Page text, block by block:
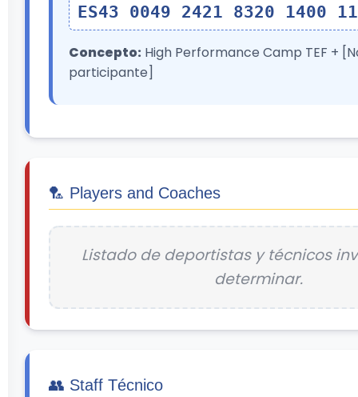
ES43 0049 2421 8320 1400
Concepto: High Performance Camp TEF +
participante]
🏸 Players and Coaches
Listado de deportistas y técnicos
determinar.
👥 Staff Técnico